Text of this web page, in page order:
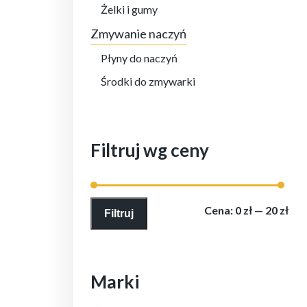
Żelki i gumy
Zmywanie naczyń
Płyny do naczyń
Środki do zmywarki
Filtruj wg ceny
Cena
Cena
Filtruj Cena: 0 zł — 20 zł
Marki